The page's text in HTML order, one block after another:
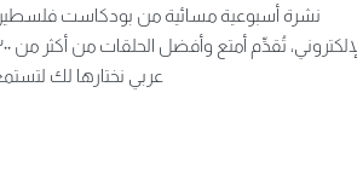
نشرة أسبوعية مسائية من بودكاست
عربي نختارها لك